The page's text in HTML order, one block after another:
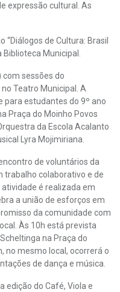
expressão cultural. As
de Cultura: Brasil
Biblioteca Municipal.
sessões do
Teatro Municipal. A
estudantes do 9º ano
Praça do Moinho Povos
da Escola Acalanto
Lyra Mojimiriana.
de voluntários da
trabalho colaborativo e de
é realizada em
a união de esforços em
da comunidade com
Às 10h está prevista
na Praça do
no mesmo local, ocorrerá o
de dança e música.
edição do Café, Viola e